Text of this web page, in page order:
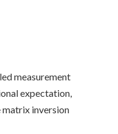
measurement
expectation,
matrix inversion